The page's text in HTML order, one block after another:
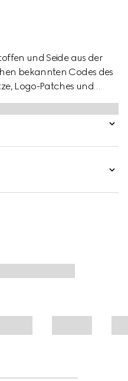
und Seide aus der
bekannten Codes des
Logo-Patches und
ein. So wird diese Mütze
abgestimmten